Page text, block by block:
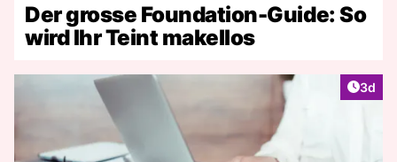
Der grosse Foundation-Guide: So
wird Ihr Teint makellos
3d